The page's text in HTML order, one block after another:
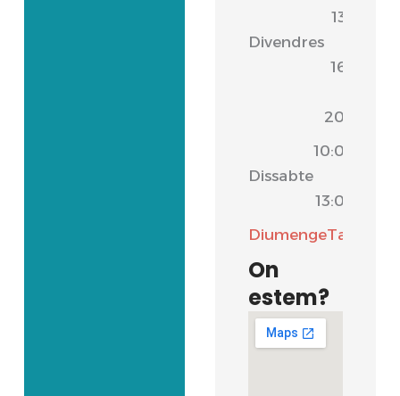
Divendres
13:30
16:30
20:00
Dissabte
10:00
13:00
DiumengeTancat
On
estem?